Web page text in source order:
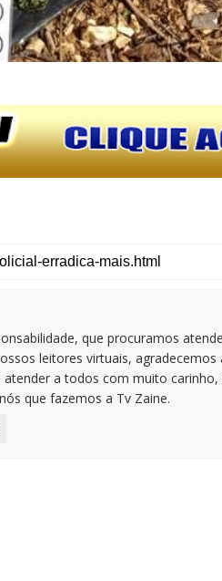
que procuramos
leitores virtuais, agradecemos
a todos com muito
que fazemos a Tv Zaine.